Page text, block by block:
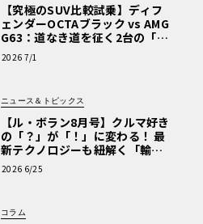
【究極のSUV比較試乗】ディフ
ェンダーOCTAブラック vs AMG
G63：道なき道を征く2台の「対
極的アプローチ」
2026 7/1
ニュース＆トピックス
【ル・ボラン8月号】クルマ好き
の「？」が「！」に変わる！ 最
新テクノロジーも紐解く「輸入
車Q&A」
2026 6/25
コラム